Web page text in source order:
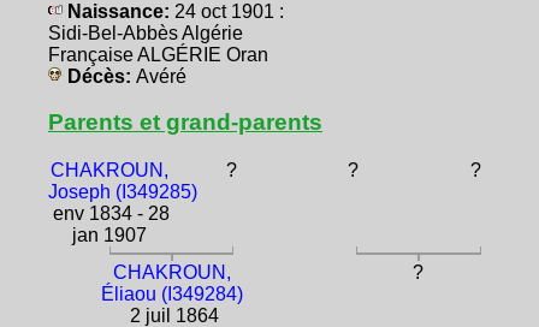
Naissance: 24 oct 1901 :
Sidi-Bel-Abbès Algérie
Française ALGÉRIE Oran
Décès: Avéré
Parents et grand-parents
CHAKROUN,
Joseph (I349285)
env 1834 - 28
jan 1907
? ? ?
CHAKROUN,
Éliaou (I349284)
2 juil 1864
?